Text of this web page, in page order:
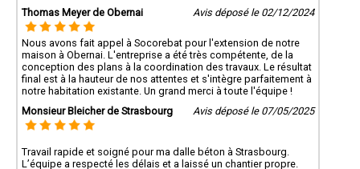
Thomas Meyer de Obernai Avis déposé le 02/12/2024
Nous avons fait appel à Socorebat pour l'extension de notre
maison à Obernai. L'entreprise a été très compétente, de la
conception des plans à la coordination des travaux. Le résultat
final est à la hauteur de nos attentes et s'intègre parfaitement à
notre habitation existante. Un grand merci à toute l'équipe !
Monsieur Bleicher de Strasbourg
Avis déposé le 07/05/2025
Travail rapide et soigné pour ma dalle béton à Strasbourg.
L’équipe a respecté les délais et a laissé un chantier propre.